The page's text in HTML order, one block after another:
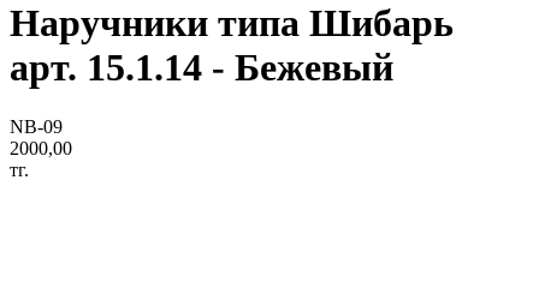
Наручники типа Шибарь
арт. 15.1.14 - Бежевый
NB-09
2000,00
тг.